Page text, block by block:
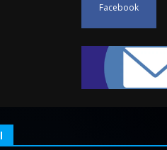
Facebook